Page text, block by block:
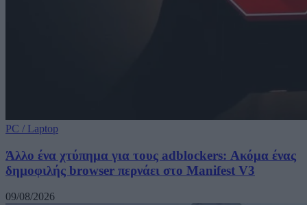
PC / Laptop
Άλλο ένα χτύπημα για τους adblockers: Ακόμα ένας
δημοφιλής browser περνάει στο Manifest V3
09/08/2026